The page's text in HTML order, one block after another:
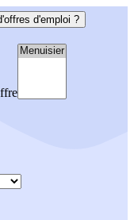
d'emploi ?